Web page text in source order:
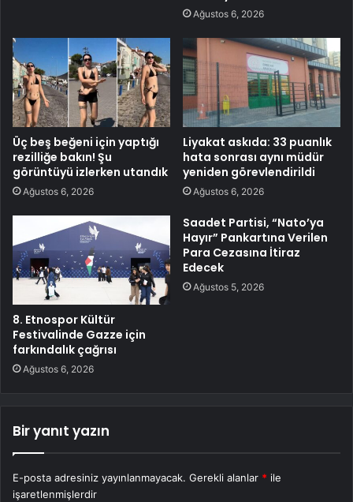
Ağustos 6, 2026
Üç beş beğeni için yaptığı
rezilliğe bakın! Şu
görüntüyü izlerken utandık
Ağustos 6, 2026
Liyakat askıda: 33 puanlık
hata sonrası aynı müdür
yeniden görevlendirildi
Ağustos 6, 2026
8. Etnospor Kültür
Festivalinde Gazze için
farkındalık çağrısı
Ağustos 6, 2026
Saadet Partisi, “Nato’ya
Hayır” Pankartına Verilen
Para Cezasına İtiraz
Edecek
Ağustos 5, 2026
Bir yanıt yazın
E-posta adresiniz yayınlanmayacak. Gerekli alanlar * ile
işaretlenmişlerdir